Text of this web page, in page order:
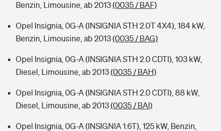
Benzin, Limousine, ab 2013(0035 / BAF)
Opel Insignia, 0G-A (INSIGNIA STH 2.0T 4X4), 184 kW,
Benzin, Limousine, ab 2013(0035 / BAG)
Opel Insignia, 0G-A (INSIGNIA STH 2.0 CDTI), 103 kW,
Diesel, Limousine, ab 2013(0035 / BAH)
Opel Insignia, 0G-A (INSIGNIA STH 2.0 CDTI), 88 kW,
Diesel, Limousine, ab 2013(0035 / BAI)
Opel Insignia, 0G-A (INSIGNIA 1.6T), 125 kW, Benzin,